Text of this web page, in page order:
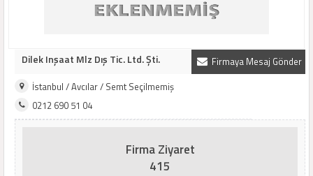
Firmaya Mesaj Gönder
Dilek Inşaat Mlz Dış Tic. Ltd. Şti.
İstanbul / Avcılar / Semt Seçilmemiş
0212 690 51 04
Firma Ziyaret
415